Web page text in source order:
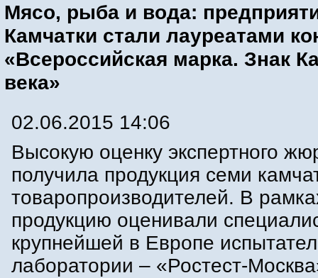
Мясо, рыба и вода:
Камчатки стали лауреатами
«Всероссийская марка. Знак
века»
02.06.2015 14:06
Высокую оценку экспертного
получила продукция семи
товаропроизводителей. В
продукцию оценивали
крупнейшей в Европе
лаборатории – «Ростест-